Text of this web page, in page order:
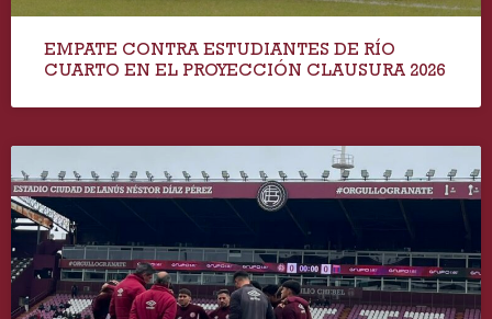
EMPATE CONTRA ESTUDIANTES DE RÍO
CUARTO EN EL PROYECCIÓN CLAUSURA 2026